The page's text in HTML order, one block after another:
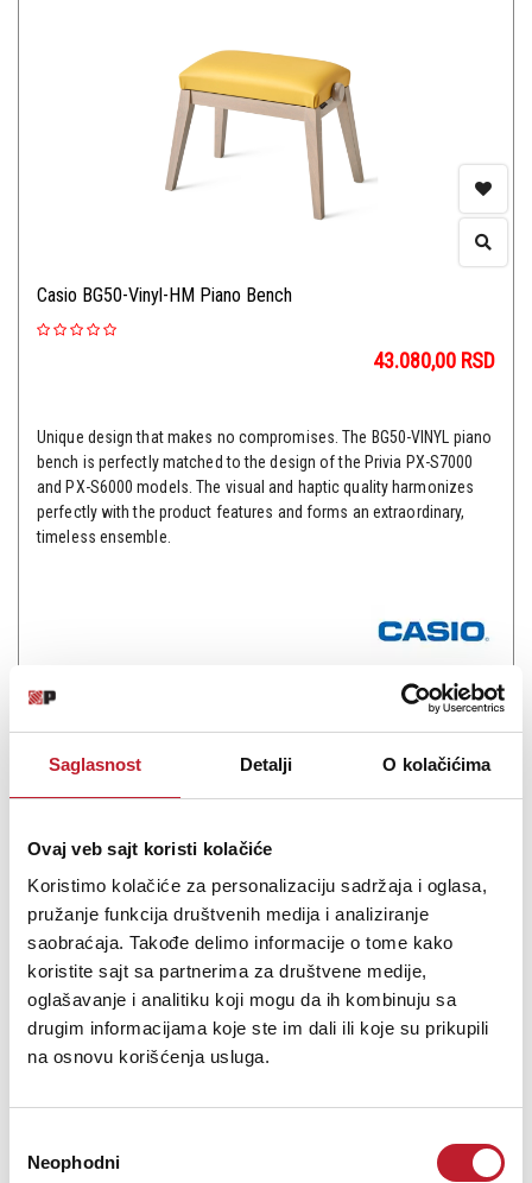
Saglasnost Detalji O kolačićima
Ovaj veb sajt koristi kolačiće
Koristimo kolačiće za personalizaciju sadržaja i oglasa,
pružanje funkcija društvenih medija i analiziranje
saobraćaja. Takođe delimo informacije o tome kako
koristite sajt sa partnerima za društvene medije,
oglašavanje i analitiku koji mogu da ih kombinuju sa
drugim informacijama koje ste im dali ili koje su prikupili
na osnovu korišćenja usluga.
сагласности
Neophodni
Casio BG50-Vinyl-HM Piano Bench
43.080,00 RSD
Unique design that makes no compromises. The BG50-VINYL piano
bench is perfectly matched to the design of the Privia PX-S7000
and PX-S6000 models. The visual and haptic quality harmonizes
perfectly with the product features and forms an extraordinary,
timeless ensemble.
Šifra: 19070
DODAJ U KORPU
CASIO CT-S1-76BKC7 - Klavijatura
35.880,00RSD
47.880,00 RSD